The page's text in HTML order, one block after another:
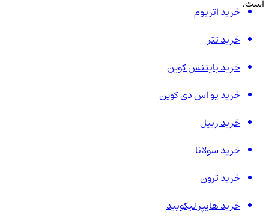
است.خرید اتریوم
خرید تتر
خرید بایننس کوین
خرید یو اس دی کوین
خرید ریپل
خرید سولانا
خرید ترون
خرید هایپر لیکویید